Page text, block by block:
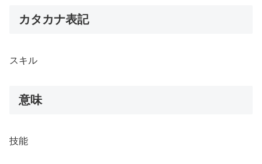
カタカナ表記
スキル
意味
技能